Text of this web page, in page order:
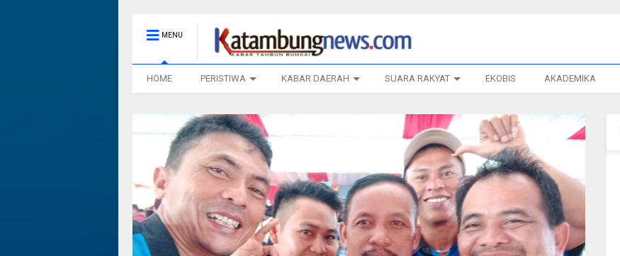
MENU
HOME PERISTIWA KABAR DAERAH SUARA RAKYAT EKOBIS AKADEMIKA